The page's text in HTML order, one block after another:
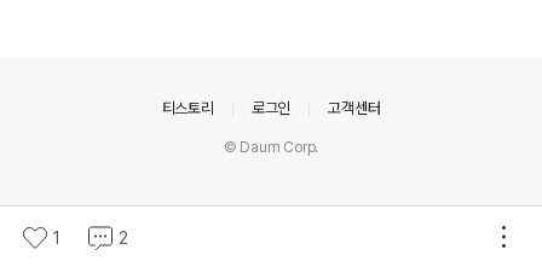
1 2
티스토리 로그인 고객센터
© Daum Corp.